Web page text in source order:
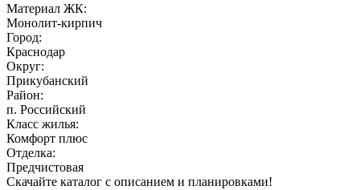
мы в соцсетях
Материал ЖК:
Монолит-кирпич
Город:
Краснодар
Округ:
Прикубанский
Район:
п. Российский
Класс жилья:
Комфорт плюс
Отделка:
Предчистовая
Скачайте каталог с описанием и планировками!